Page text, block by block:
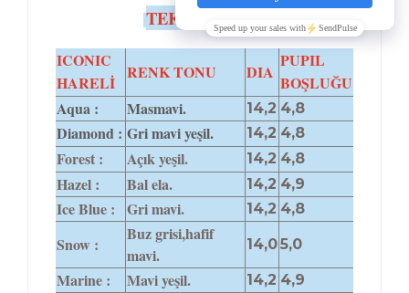
TEKNİK ÖZELLİKLER
ICONIC
HARELİ
RENK TONU DIA
PUPIL
BOŞLUĞU
Aqua :
Masmavi. 14,2 4,8
Diamond : Gri mavi yeşil. 14,2 4,8
Forest : Açık yeşil. 14,2 4,8
Hazel : Bal ela. 14,2 4,9
Ice Blue : Gri mavi. 14,2 4,8
Snow :
Buz grisi,hafif
mavi.
14,05,0
Marine : Mavi yeşil. 14,2 4,9